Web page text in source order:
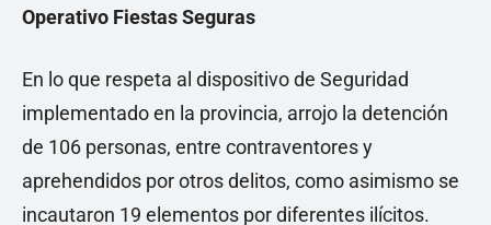
Operativo Fiestas Seguras
En lo que respeta al dispositivo de Seguridad
implementado en la provincia, arrojo la detención
de 106 personas, entre contraventores y
aprehendidos por otros delitos, como asimismo se
incautaron 19 elementos por diferentes ilícitos.